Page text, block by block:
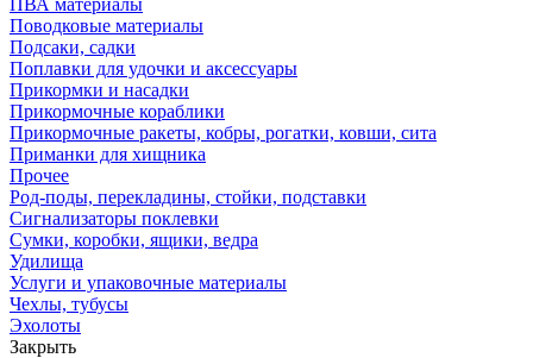
ПВА материалы
Поводковые материалы
Подсаки, садки
Поплавки для удочки и аксессуары
Прикормки и насадки
Прикормочные кораблики
Прикормочные ракеты, кобры, рогатки, ковши, сита
Приманки для хищника
Прочее
Род-поды, перекладины, стойки, подставки
Сигнализаторы поклевки
Сумки, коробки, ящики, ведра
Удилища
Услуги и упаковочные материалы
Чехлы, тубусы
Эхолоты
Закрыть